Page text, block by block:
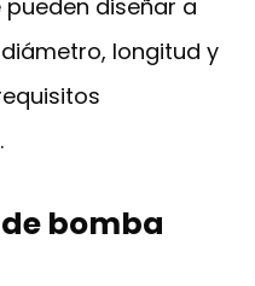
diseñar a
longitud y
bomba